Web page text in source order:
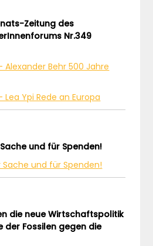
Zeitung des
Nr.349
Alexander Behr 500 Jahre
Ypi Rede an Europa
und für Spenden!
und für Spenden!
die neue Wirtschaftspolitik
der Fossilen gegen die